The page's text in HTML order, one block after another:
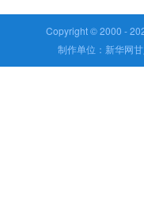
Copyright © 2000 -
制作单位：新华网